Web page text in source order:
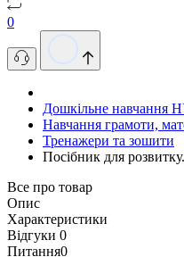
0
Дошкільне навчання
Навчання грамоти,
Тренажери та зошити
Посібник для
Все про товар
Опис
Характеристики
Відгуки 0
Питання0